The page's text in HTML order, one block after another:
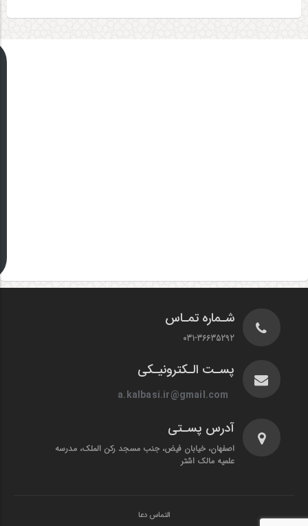
شـماره تمـاس
031-36635292
پسـت الـکترونیـکی
a.kalbasi.ir@gmail.com
آدرس پسـتی
اصفهان، خیابان فیض، جنب مسجد رکن الملک، مدرسه
علمیه مالک اشتر
التماس دعا